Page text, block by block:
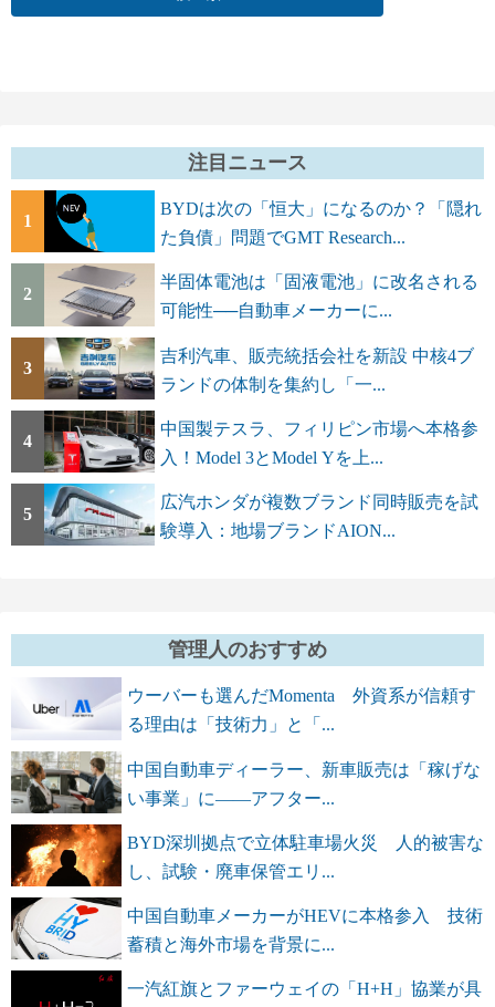
注目ニュース
1
BYDは次の「恒大」になるのか？「隠れ
た負債」問題でGMT Research...
2
半固体電池は「固液電池」に改名される
可能性──自動車メーカーに...
3
吉利汽車、販売統括会社を新設 中核4ブ
ランドの体制を集約し「一...
4
中国製テスラ、フィリピン市場へ本格参
入！Model 3とModel Yを上...
5
広汽ホンダが複数ブランド同時販売を試
験導入：地場ブランドAION...
管理人のおすすめ
ウーバーも選んだMomenta 外資系が信頼す
る理由は「技術力」と「...
中国自動車ディーラー、新車販売は「稼げな
い事業」に――アフター...
BYD深圳拠点で立体駐車場火災 人的被害な
し、試験・廃車保管エリ...
中国自動車メーカーがHEVに本格参入 技術
蓄積と海外市場を背景に...
一汽紅旗とファーウェイの「H+H」協業が具